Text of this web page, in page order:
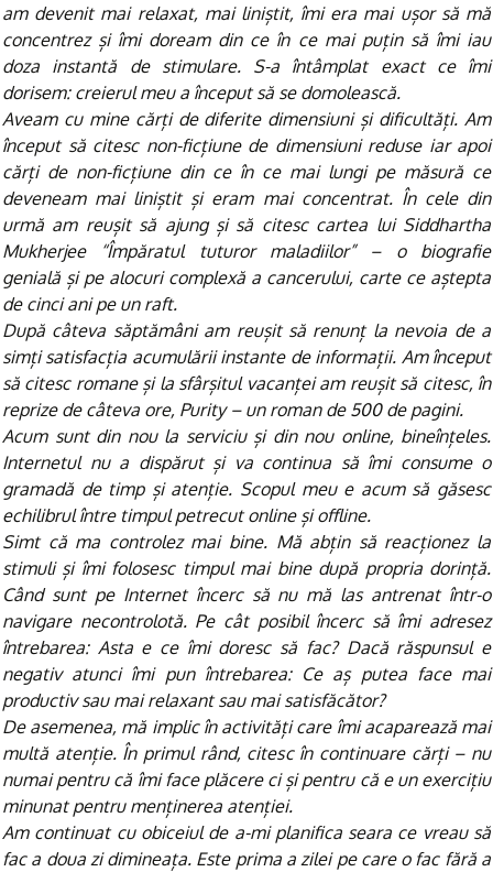
am devenit mai relaxat, mai liniștit, îmi era mai ușor să mă
concentrez și îmi doream din ce în ce mai puțin să îmi iau
doza instantă de stimulare. S-a întâmplat exact ce îmi
dorisem: creierul meu a început să se domolească.
Aveam cu mine cărți de diferite dimensiuni și dificultăți. Am
început să citesc non-ficțiune de dimensiuni reduse iar apoi
cărți de non-ficțiune din ce în ce mai lungi pe măsură ce
deveneam mai liniștit și eram mai concentrat. În cele din
urmă am reușit să ajung și să citesc cartea lui Siddhartha
Mukherjee “Împăratul tuturor maladiilor” – o biografie
genială și pe alocuri complexă a cancerului, carte ce aștepta
de cinci ani pe un raft.
După câteva săptămâni am reușit să renunț la nevoia de a
simți satisfacția acumulării instante de informații. Am început
să citesc romane și la sfârșitul vacanței am reușit să citesc, în
reprize de câteva ore, Purity – un roman de 500 de pagini.
Acum sunt din nou la serviciu și din nou online, bineînțeles.
Internetul nu a dispărut și va continua să îmi consume o
gramadă de timp și atenție. Scopul meu e acum să găsesc
echilibrul între timpul petrecut online și offline.
Simt că ma controlez mai bine. Mă abțin să reacționez la
stimuli și îmi folosesc timpul mai bine după propria dorință.
Când sunt pe Internet încerc să nu mă las antrenat într-o
navigare necontrolotă. Pe cât posibil încerc să îmi adresez
întrebarea: Asta e ce îmi doresc să fac? Dacă răspunsul e
negativ atunci îmi pun întrebarea: Ce aș putea face mai
productiv sau mai relaxant sau mai satisfăcător?
De asemenea, mă implic în activități care îmi acaparează mai
multă atenție. În primul rând, citesc în continuare cărți – nu
numai pentru că îmi face plăcere ci și pentru că e un exercițiu
minunat pentru menținerea atenției.
Am continuat cu obiceiul de a-mi planifica seara ce vreau să
fac a doua zi dimineața. Este prima a zilei pe care o fac fără a